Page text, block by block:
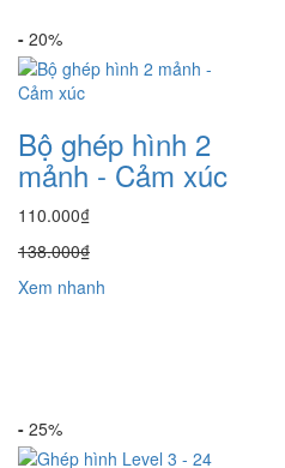
- 20%
Bộ ghép hình 2
mảnh - Cảm xúc
110.000₫
138.000₫
Xem nhanh
- 25%